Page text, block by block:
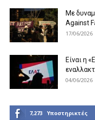
Με
Against
17/06/2026
Είναι η
04/06/2026
7,273 Υποστηρικτές